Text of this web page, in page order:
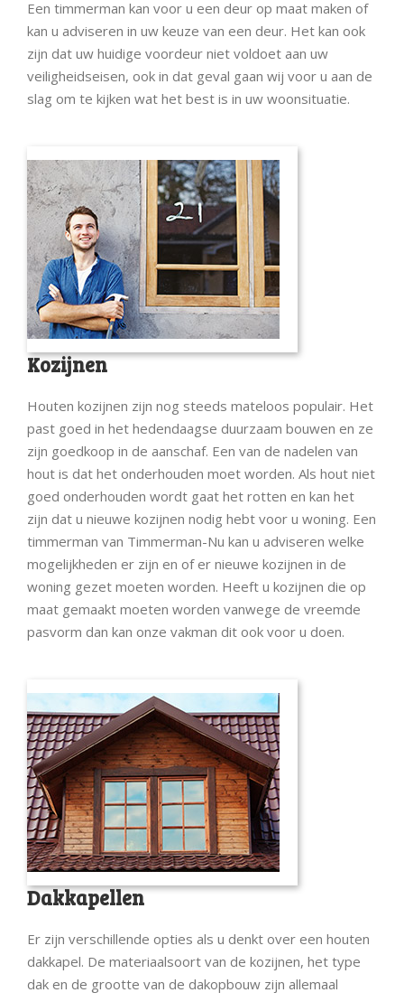
Een timmerman kan voor u een deur op maat maken of
kan u adviseren in uw keuze van een deur. Het kan ook
zijn dat uw huidige voordeur niet voldoet aan uw
veiligheidseisen, ook in dat geval gaan wij voor u aan de
slag om te kijken wat het best is in uw woonsituatie.
Kozijnen
Houten kozijnen zijn nog steeds mateloos populair. Het
past goed in het hedendaagse duurzaam bouwen en ze
zijn goedkoop in de aanschaf. Een van de nadelen van
hout is dat het onderhouden moet worden. Als hout niet
goed onderhouden wordt gaat het rotten en kan het
zijn dat u nieuwe kozijnen nodig hebt voor u woning. Een
timmerman van Timmerman-Nu kan u adviseren welke
mogelijkheden er zijn en of er nieuwe kozijnen in de
woning gezet moeten worden. Heeft u kozijnen die op
maat gemaakt moeten worden vanwege de vreemde
pasvorm dan kan onze vakman dit ook voor u doen.
Dakkapellen
Er zijn verschillende opties als u denkt over een houten
dakkapel. De materiaalsoort van de kozijnen, het type
dak en de grootte van de dakopbouw zijn allemaal